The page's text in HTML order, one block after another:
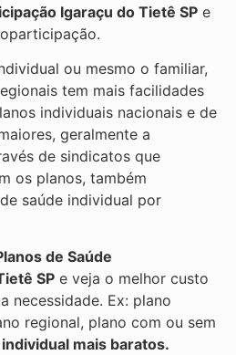
Igaraçu do Tietê SP e
ou mesmo o familiar,
tem mais facilidades
individuais nacionais e de
geralmente a
de sindicatos que
os planos, também
saúde individual por
de Saúde
SP e veja o melhor custo
necessidade. Ex: plano
regional, plano com ou sem
mais baratos.